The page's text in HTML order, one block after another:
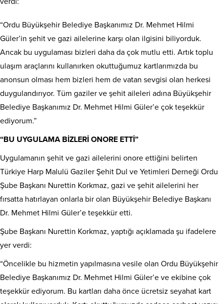
“Ordu Büyükşehir Belediye Başkanımız Dr. Mehmet Hilmi
Güler’in şehit ve gazi ailelerine karşı olan ilgisini biliyorduk.
Ancak bu uygulaması bizleri daha da çok mutlu etti. Artık toplu
ulaşım araçlarını kullanırken okuttuğumuz kartlarımızda bu
anonsun olması hem bizleri hem de vatan sevgisi olan herkesi
duygulandırıyor. Tüm gaziler ve şehit aileleri adına Büyükşehir
Belediye Başkanımız Dr. Mehmet Hilmi Güler’e çok teşekkür
ediyorum.”
“BU UYGULAMA BİZLERİ ONORE ETTİ”
Uygulamanın şehit ve gazi ailelerini onore ettiğini belirten
Türkiye Harp Malulü Gaziler Şehit Dul ve Yetimleri Derneği Ordu
Şube Başkanı Nurettin Korkmaz, gazi ve şehit ailelerini her
fırsatta hatırlayan onlarla bir olan Büyükşehir Belediye Başkanı
Dr. Mehmet Hilmi Güler’e teşekkür etti.
Şube Başkanı Nurettin Korkmaz, yaptığı açıklamada şu ifadelere
yer verdi:
“Öncelikle bu hizmetin yapılmasına vesile olan Ordu Büyükşehir
Belediye Başkanımız Dr. Mehmet Hilmi Güler’e ve ekibine çok
teşekkür ediyorum. Bu kartları daha önce ücretsiz seyahat kart